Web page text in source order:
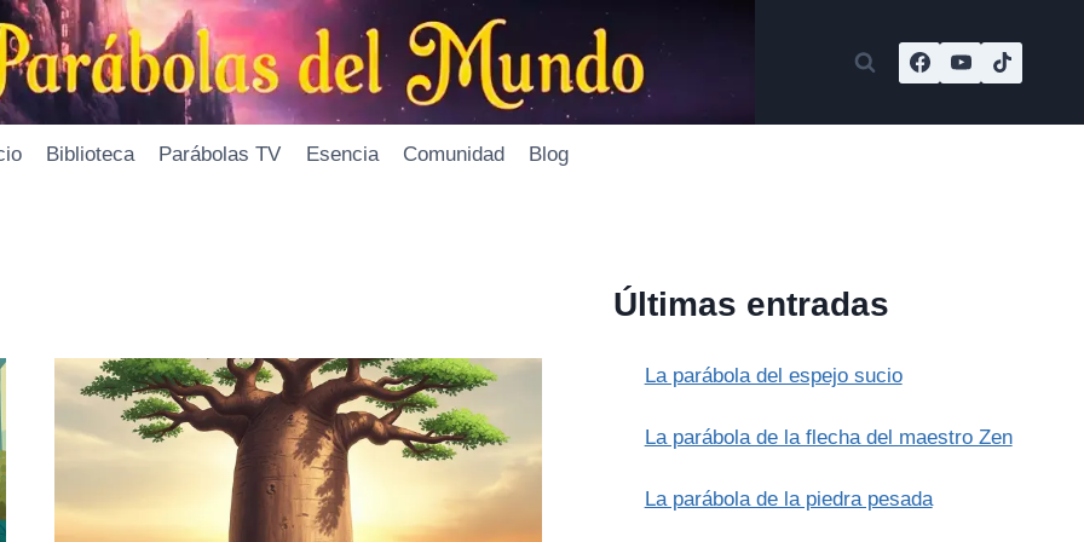
Biblioteca Parábolas TV Esencia Comunidad Blog
Últimas entradas
La parábola del espejo sucio
La parábola de la flecha del maestro Zen
La parábola de la piedra pesada